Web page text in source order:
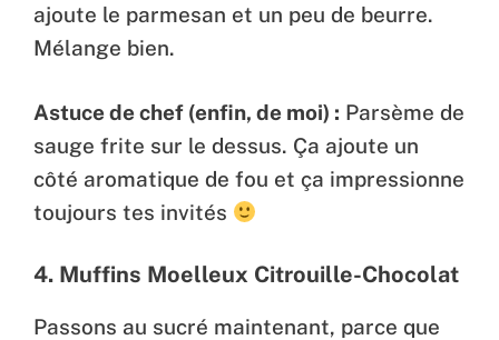
ajoute le parmesan et un peu de beurre.
Mélange bien.
Astuce de chef (enfin, de moi) : Parsème de
sauge frite sur le dessus. Ça ajoute un
côté aromatique de fou et ça impressionne
toujours tes invités
4. Muffins Moelleux Citrouille-Chocolat
Passons au sucré maintenant, parce que